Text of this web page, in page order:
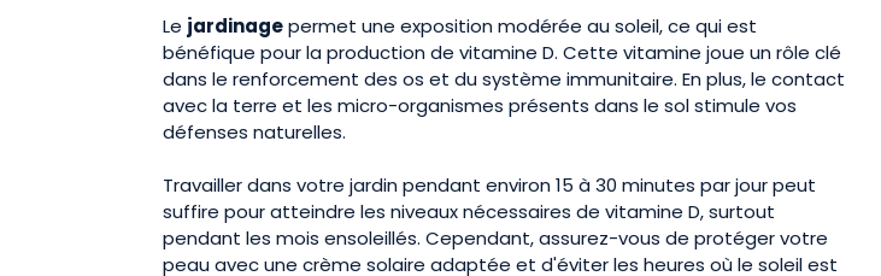
Le jardinagepermet une exposition modérée au soleil, ce qui est
bénéfique pour la production de vitamine D. Cette vitamine joue un rôle clé
dans le renforcement des os et du système immunitaire. En plus, le contact
avec la terre et les micro-organismes présents dans le sol stimule vos
défenses naturelles.
Travailler dans votre jardin pendant environ 15 à 30 minutes par jour peut
suffire pour atteindre les niveaux nécessaires de vitamine D, surtout
pendant les mois ensoleillés. Cependant, assurez-vous de protéger votre
peau avec une crème solaire adaptée et d'éviter les heures où le soleil est